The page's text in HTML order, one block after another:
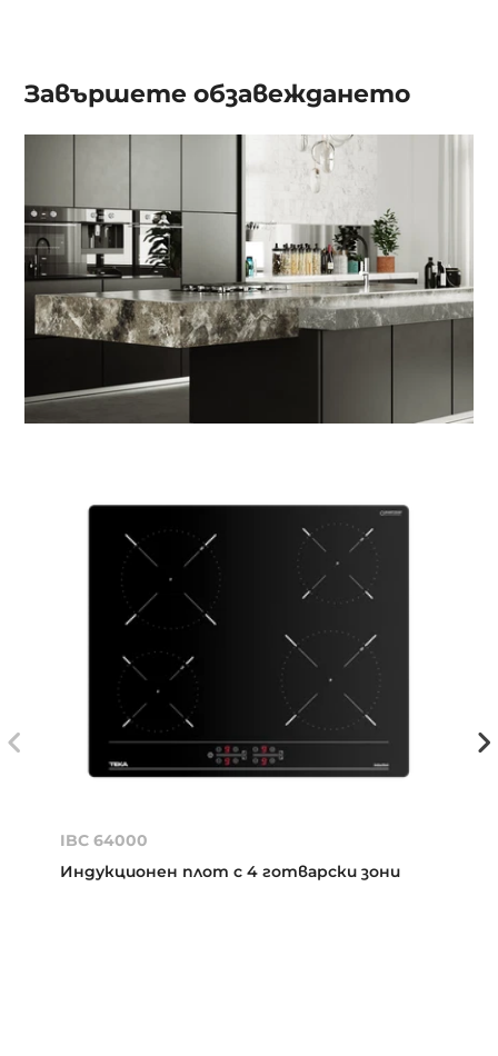
Завършете обзавеждането
IBC 64000
Индукционен плот с 4 готварски зони